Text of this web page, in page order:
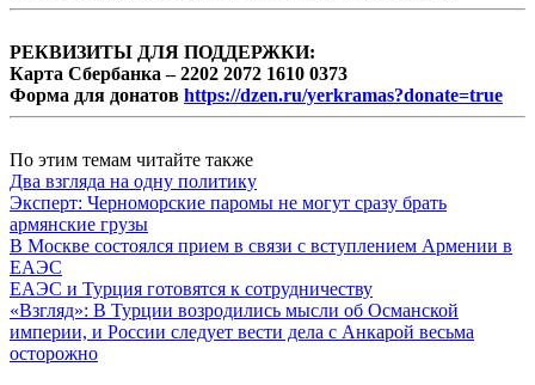
РЕКВИЗИТЫ ДЛЯ ПОДДЕРЖКИ:
Карта Сбербанка – 2202 2072 1610 0373
Форма для донатов https://dzen.ru/yerkramas?donate=true
По этим темам читайте также
Два взгляда на одну политику
Эксперт: Черноморские паромы не могут сразу брать
армянские грузы
В Москве состоялся прием в связи с вступлением Армении в
ЕАЭС
ЕАЭС и Турция готовятся к сотрудничеству
«Взгляд»: В Турции возродились мысли об Османской
империи, и России следует вести дела с Анкарой весьма
осторожно